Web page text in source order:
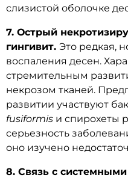
слизистой оболочке
7. Острый
гингивит. Это редкая,
воспаления десен.
стремительным
некрозом тканей.
развитии участвуют
fusiformis и спирохеты
серьезность
оно изучено
8. Связь с